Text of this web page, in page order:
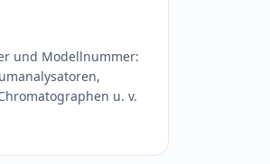
und Modellnummer:
u. v.